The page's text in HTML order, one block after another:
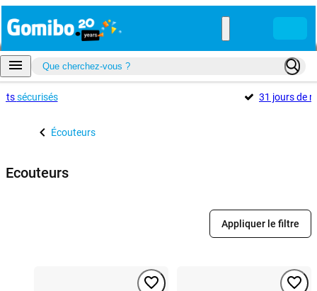
sécurisés 31 jours de
Écouteurs
Ecouteurs
Appliquer le filtre